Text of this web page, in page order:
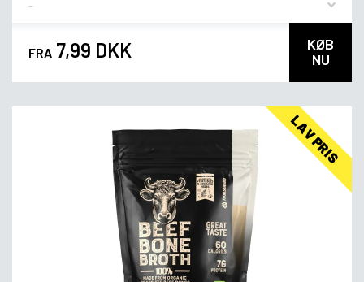
FRA 7,99 DKK
KØB
NU
LAV PRIS